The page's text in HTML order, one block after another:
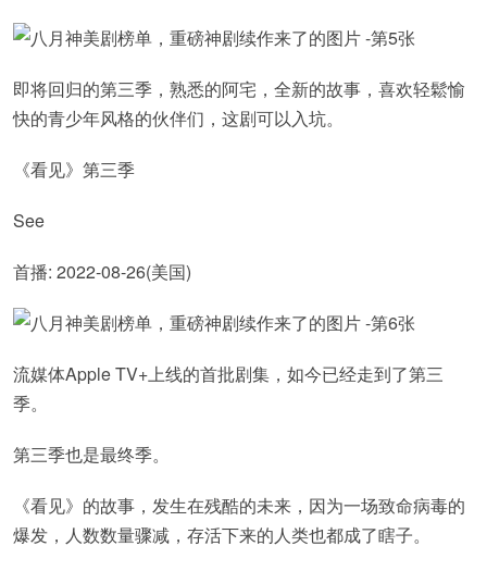
即将回归的第三季，熟悉的阿宅，全新的故事，喜欢轻鬆愉
快的青少年风格的伙伴们，这剧可以入坑。
《看见》第三季
See
首播: 2022-08-26(美国)
流媒体Apple TV+上线的首批剧集，如今已经走到了第三
季。
第三季也是最终季。
《看见》的故事，发生在残酷的未来，因为一场致命病毒的
爆发，人数数量骤减，存活下来的人类也都成了瞎子。